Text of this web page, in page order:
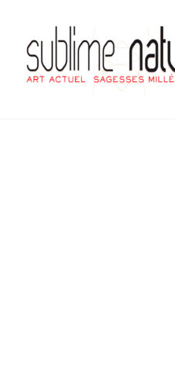
contenu
principal